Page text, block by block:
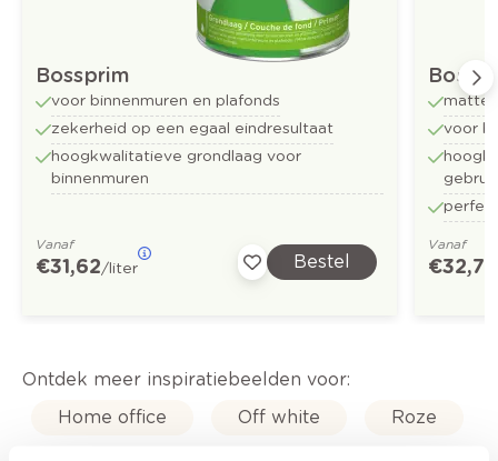
Bossprim
voor binnenmuren en plafonds
zekerheid op een egaal eindresultaat
hoogkwalitatieve grondlaag voor
binnenmuren
Vanaf
€ 31,62/liter Bestel
matte
voor
Vanaf
€ 32,73
Ontdek meer inspiratiebeelden voor:
Home office
Off white Roze